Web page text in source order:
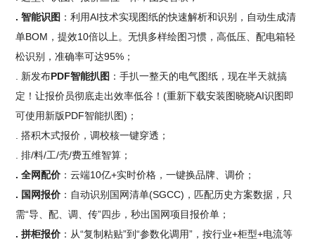
. 智能识图 ：利用AI技术实现图纸的快速解析和识别，自动生成清
单BOM，提效10倍以上。无惧多样绘图习惯，高低压、配电箱轻
松识别，准确率可达95%；
. 新发布PDF智能扒图 ：手扒一整天的电气图纸，现在半天就搞
定！让报价员彻底走出效率低谷！(重新下载安装图晓晓AI识图即
可使用新版PDF智能扒图)；
. 搭积木式报价，调校核一键穿透；
. 排/料/工/壳/费五维智算；
. 全网配价 ：云端10亿+实时价格，一键换品牌、调价；
. 国网报价 ：自动识别国网清单(SGCC)，匹配历史方案数据，只
需“导、配、调、传”四步，秒出国网项目报价单；
. 拼柜报价 ：从“复制粘贴”到“参数化调用”，按行业+柜型+电流等